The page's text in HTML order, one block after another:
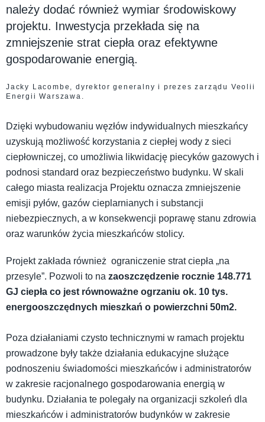
należy dodać również wymiar środowiskowy
projektu. Inwestycja przekłada się na
zmniejszenie strat ciepła oraz efektywne
gospodarowanie energią.
Jacky Lacombe, dyrektor generalny i prezes zarządu Veolii
Energii Warszawa.
Dzięki wybudowaniu węzłów indywidualnych mieszkańcy
uzyskują możliwość korzystania z ciepłej wody z sieci
ciepłowniczej, co umożliwia likwidację piecyków gazowych i
podnosi standard oraz bezpieczeństwo budynku. W skali
całego miasta realizacja Projektu oznacza zmniejszenie
emisji pyłów, gazów cieplarnianych i substancji
niebezpiecznych, a w konsekwencji poprawę stanu zdrowia
oraz warunków życia mieszkańców stolicy.
Projekt zakłada również ograniczenie strat ciepła „na
przesyle”. Pozwoli to na zaoszczędzenie rocznie 148.771
GJ ciepła co jest równoważne ogrzaniu ok. 10 tys.
energooszczędnych mieszkań o powierzchni 50m2.
Poza działaniami czysto technicznymi w ramach projektu
prowadzone były także działania edukacyjne służące
podnoszeniu świadomości mieszkańców i administratorów
w zakresie racjonalnego gospodarowania energią w
budynku. Działania te polegały na organizacji szkoleń dla
mieszkańców i administratorów budynków w zakresie